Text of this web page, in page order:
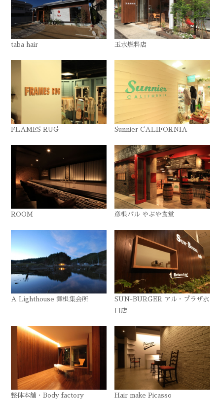
taba hair 玉水燃料店
FLAMES RUG Sunnier CALIFORNIA
ROOM 彦根バル やぶや食堂
A Lighthouse 舞根集会所
SUN-BURGER アル・プラザ水
口店
整体本舗・Body factory
Hair make Picasso